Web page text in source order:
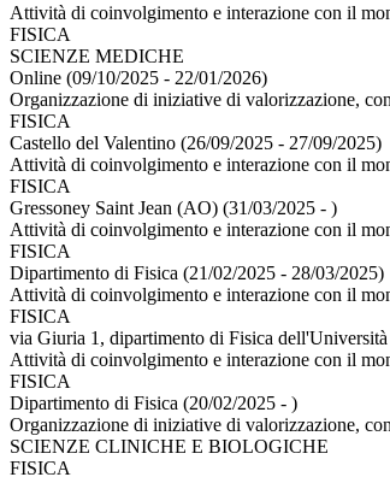
Attività di coinvolgimento e interazione con il
FISICA
SCIENZE MEDICHE
Online (09/10/2025 - 22/01/2026)
Organizzazione di iniziative di valorizzazione,
FISICA
Castello del Valentino (26/09/2025 - 27/09/2025)
Attività di coinvolgimento e interazione con il
FISICA
Gressoney Saint Jean (AO) (31/03/2025 - )
Attività di coinvolgimento e interazione con il
FISICA
Dipartimento di Fisica (21/02/2025 - 28/03/2025)
Attività di coinvolgimento e interazione con il
FISICA
via Giuria 1, dipartimento di Fisica
Attività di coinvolgimento e interazione con il
FISICA
Dipartimento di Fisica (20/02/2025 - )
Organizzazione di iniziative di valorizzazione,
SCIENZE CLINICHE E BIOLOGICHE
FISICA